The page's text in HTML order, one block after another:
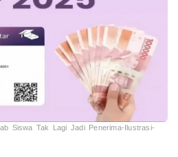
Siswa Tak Lagi Jadi Penerima-Ilustrasi-